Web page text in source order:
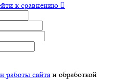
к сравнению 
работы сайта и обработкой